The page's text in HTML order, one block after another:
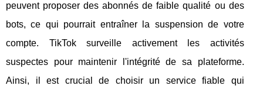
peuvent proposer des abonnés de faible qualité ou des
bots, ce qui pourrait entraîner la suspension de votre
compte. TikTok surveille activement les activités
suspectes pour maintenir l'intégrité de sa plateforme.
Ainsi, il est crucial de choisir un service fiable qui